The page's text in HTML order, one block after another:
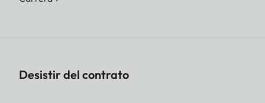
Desistir del contrato